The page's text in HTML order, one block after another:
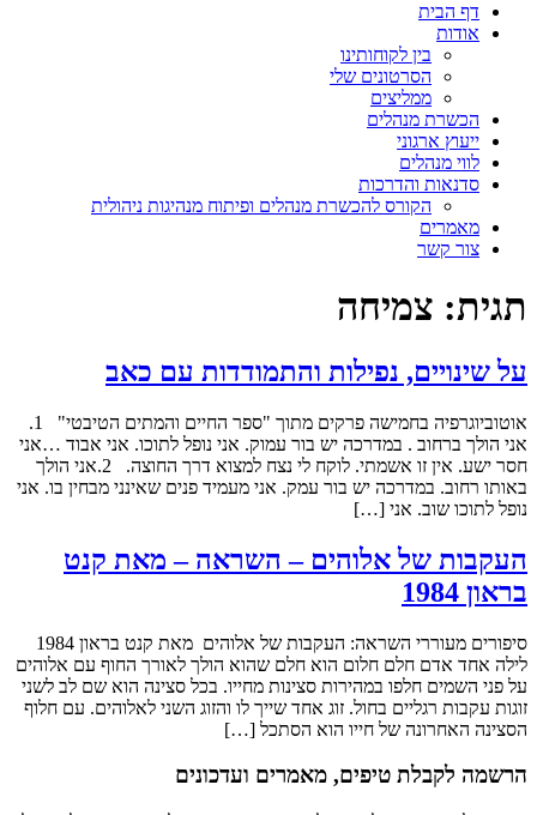
דף הבית
אודות
בין לקוחותינו
הסרטונים שלי
ממליצים
הכשרת מנהלים
ייעוץ ארגוני
לווי מנהלים
סדנאות והדרכות
הקורס להכשרת מנהלים ופיתוח מנהיגות ניהולית
מאמרים
צור קשר
תגית: צמיחה
על שינויים, נפילות והתמודדות עם כאב
אוטוביוגרפיה בחמישה פרקים מתוך "ספר החיים והמתים הטיבטי" 1.
אני הולך ברחוב . במדרכה יש בור עמוק. אני נופל לתוכו. אני אבוד …אני
חסר ישע. אין זו אשמתי. לוקח לי נצח למצוא דרך החוצה. 2.אני הולך
באותו רחוב. במדרכה יש בור עמק. אני מעמיד פנים שאינני מבחין בו. אני
נופל לתוכו שוב. אני […]
העקבות של אלוהים – השראה – מאת קנט
בראון 1984
סיפורים מעוררי השראה: העקבות של אלוהים מאת קנט בראון 1984
לילה אחד אדם חלם חלום הוא חלם שהוא הולך לאורך החוף עם אלוהים
על פני השמים חלפו במהירות סצינות מחייו. בכל סצינה הוא שם לב לשני
זוגות עקבות רגליים בחול. זוג אחד שייך לו והזוג השני לאלוהים. עם חלוף
הסצינה האחרונה של חייו הוא הסתכל […]
הרשמה לקבלת טיפים, מאמרים ועדכונים